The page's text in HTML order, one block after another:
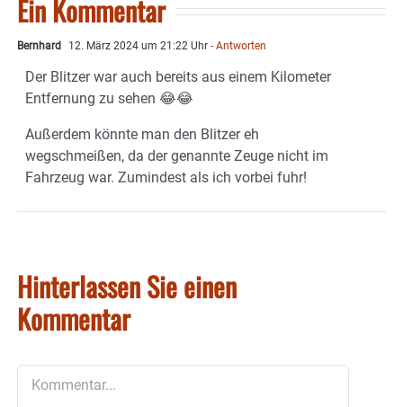
Ein Kommentar
Bernhard 12. März 2024 um 21:22 Uhr - Antworten
Der Blitzer war auch bereits aus einem Kilometer
Entfernung zu sehen 😂😂
Außerdem könnte man den Blitzer eh
wegschmeißen, da der genannte Zeuge nicht im
Fahrzeug war. Zumindest als ich vorbei fuhr!
Hinterlassen Sie einen
Kommentar